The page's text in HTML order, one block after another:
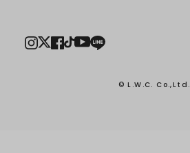
© L.W.C. Co.,Ltd.